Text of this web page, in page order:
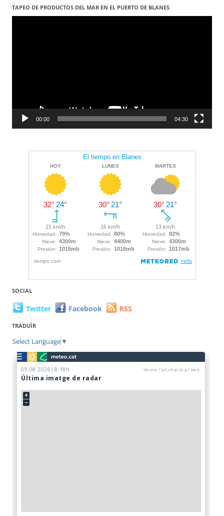
TAPEO DE PRODUCTOS DEL MAR EN EL PUERTO DE BLANES
Reproductor
00:00 04:30
SOCIAL
Twitter Facebook RSS
TRADUÏR
Select Language ▼